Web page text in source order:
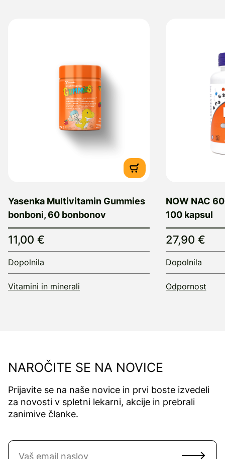
Yasenka Multivitamin Gummies
bonboni, 60 bonbonov
11,00 €
Dopolnila
Vitamini in minerali
NOW NAC
100 kapsul
27,90 €
Dopolnila
Odpornost
NAROČITE SE NA NOVICE
Prijavite se na naše novice in prvi boste izvedeli
za novosti v spletni lekarni, akcije in prebrali
zanimive članke.
Naročite se na novice